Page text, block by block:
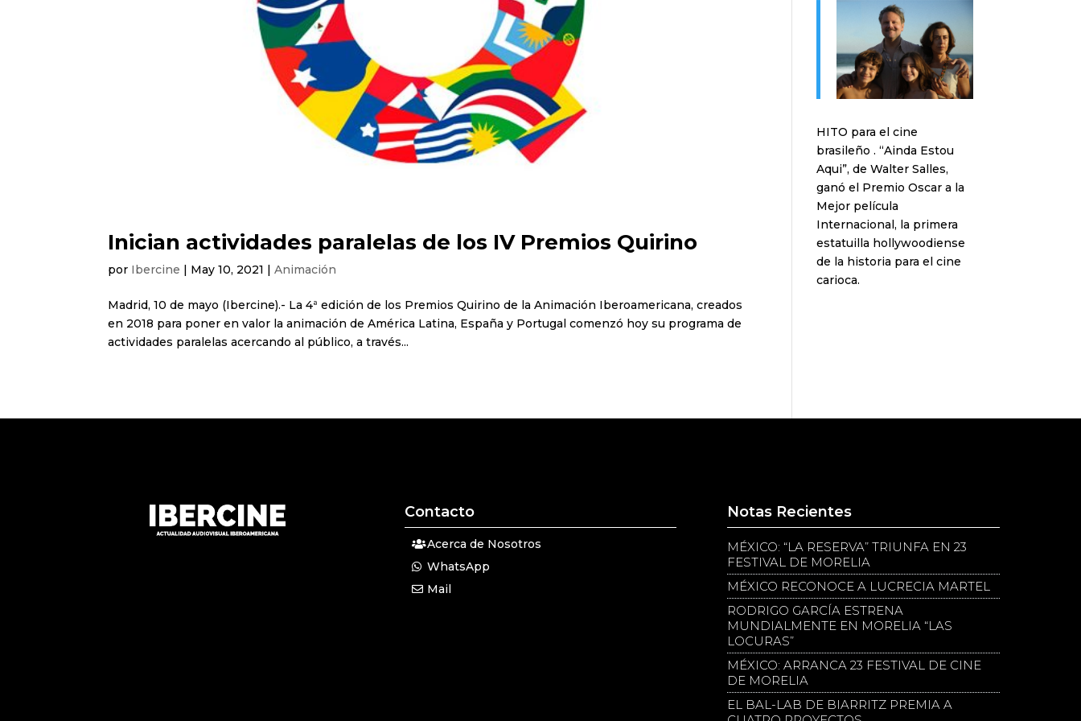
Inician actividades paralelas de los IV Premios Quirino
por Ibercine | May 10, 2021 |Animación
Madrid, 10 de mayo (Ibercine).- La 4ª edición de los Premios Quirino de la Animación Iberoamericana, creados
en 2018 para poner en valor la animación de América Latina, España y Portugal comenzó hoy su programa de
actividades paralelas acercando al público, a través...
HITO para el cine
brasileño . “Ainda Estou
Aqui”, de Walter Salles,
ganó el Premio Oscar a la
Mejor película
Internacional, la primera
estatuilla hollywoodiense
de la historia para el cine
carioca.
Contacto
Acerca de Nosotros
WhatsApp
Mail
Notas Recientes
MÉXICO: “LA RESERVA” TRIUNFA EN 23
FESTIVAL DE MORELIA
MÉXICO RECONOCE A LUCRECIA MARTEL
RODRIGO GARCÍA ESTRENA
MUNDIALMENTE EN MORELIA “LAS
LOCURAS”
MÉXICO: ARRANCA 23 FESTIVAL DE CINE
DE MORELIA
EL BAL-LAB DE BIARRITZ PREMIA A